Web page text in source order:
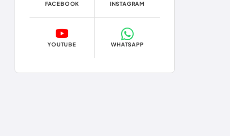
Economia
Educação
Eleições 2024
FACEBOOK INSTAGRAM
YOUTUBE WHATSAPP